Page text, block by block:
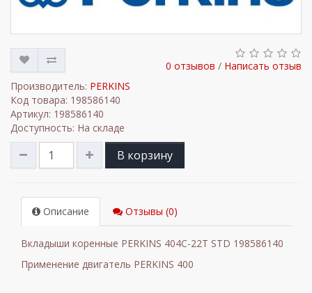
0 отзывов / Написать отзыв
Производитель: PERKINS
Код товара: 198586140
Артикул: 198586140
Доступность: На складе
В корзину
Описание Отзывы (0)
Вкладыши коренные PERKINS 404C-22T STD 198586140
Применение двигатель PERKINS 400